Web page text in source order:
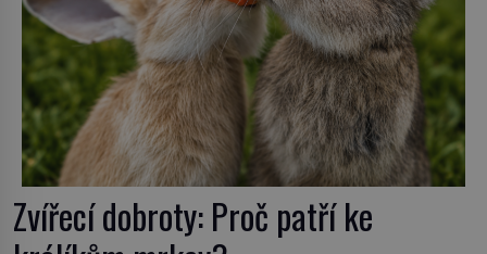
Zvířecí dobroty: Proč patří ke